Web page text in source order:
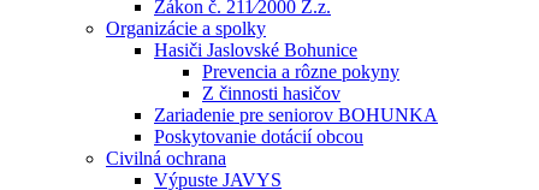
Zákon č. 211⁄2000 Z.z.
Organizácie a spolky
Hasiči Jaslovské Bohunice
Prevencia a rôzne pokyny
Z činnosti hasičov
Zariadenie pre seniorov BOHUNKA
Poskytovanie dotácií obcou
Civilná ochrana
Výpuste JAVYS